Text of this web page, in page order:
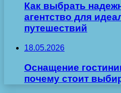
Как выбрать
агентство для
путешествий
18.05.2026
Оснащение
почему стоит